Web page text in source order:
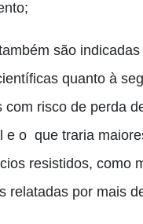
são
quanto à
risco de perda
e o que traria
resistidos, como
relatadas por mais